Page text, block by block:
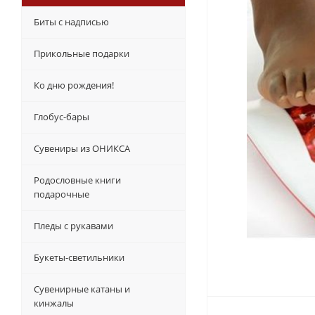
Биты с надписью
Прикольные подарки
Ко дню рождения!
Глобус-бары
Сувениры из ОНИКСА
Родословные книги
подарочные
Пледы с рукавами
Букеты-светильники
Сувенирные катаны и
кинжалы